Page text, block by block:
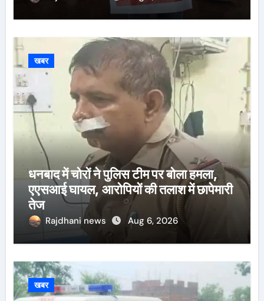
खबर
धनबाद में चोरों ने पुलिस टीम पर बोला हमला,
एएसआई घायल, आरोपियों की तलाश में छापेमारी
तेज
Rajdhani news Aug 6, 2026
खबर